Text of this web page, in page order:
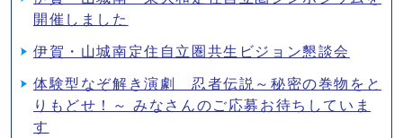
開催しました
伊賀・山城南定住自立圏共生ビジョン懇談会
体験型なぞ解き演劇 忍者伝説～秘密の巻物をと
りもどせ！～ みなさんのご応募お待ちしていま
す